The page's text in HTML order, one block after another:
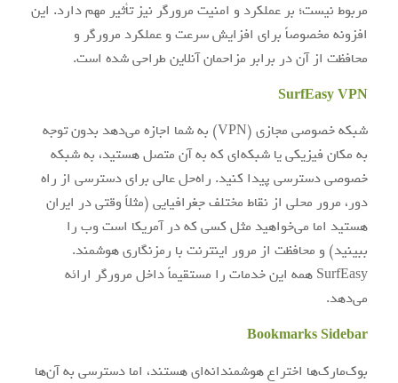
مربوط نیست؛ بر عملکرد و امنیت مرورگر نیز تأثیر مهم دارد. این
افزونه مخصوصاً برای افزایش سرعت و عملکرد مرورگر و
محافظت از آن در برابر مزاحمان آنلاین طراحی شده است.
SurfEasy VPN
شبکه خصوصی مجازی (VPN) به شما اجازه می‌دهد بدون توجه
به مکان فیزیکی یا شبکه‌ای که به آن متصل هستید، به شبکه
خصوصی دسترسی پیدا کنید. راه‌حل عالی برای دسترسی از راه
دور، مرور محلی از نقاط مختلف جغرافیایی (مثلاً وقتی در ایران
هستید اما می‌خواهید مثل کسی که در آمریکا است وب را
ببینید) و محافظت از مرور اینترنت با رمزنگاری هوشمند.
SurfEasy همه این خدمات را مستقیماً داخل مرورگر ارائه
می‌دهد.
Bookmarks Sidebar
بوک‌مارک‌ها اختراع هوشمندانه‌ای هستند، اما دسترسی به آن‌ها